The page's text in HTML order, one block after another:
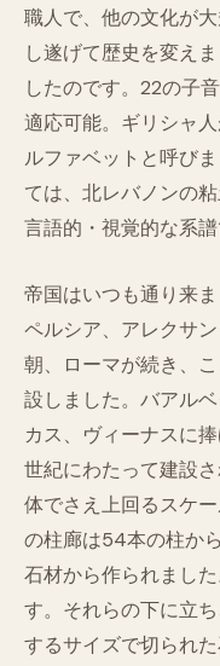
職人で、他の文化が
し遂げて歴史を変え
したのです。22の子
適応可能。ギリシャ
ルファベットと呼び
ては、北レバノンの
言語的・視覚的な系譜
帝国はいつも通り来
ペルシア、アレクサ
朝、ローマが続き、
設しました。バアル
カス、ヴィーナスに
世紀にわたって建設
体でさえ上回るスケ
の柱廊は54本の柱か
石材から作られまし
す。それらの下に立
するサイズで切られ